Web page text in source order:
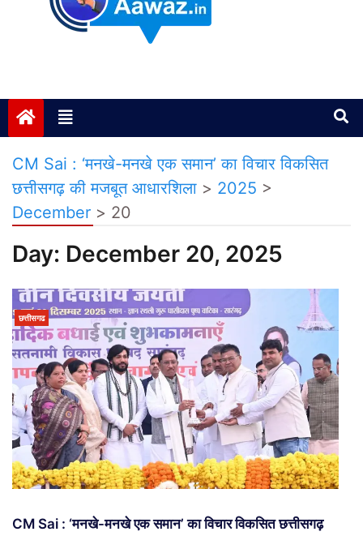
CM Sai : ‘मनखे-मनखे एक समान’ का विचार विकसित
छत्तीसगढ़ की मजबूत आधारशिला > 2025 >
December > 20
Day: December 20, 2025
छत्तीसगढ
CM Sai : ‘मनखे-मनखे एक समान’ का विचार विकसित छत्तीसगढ़